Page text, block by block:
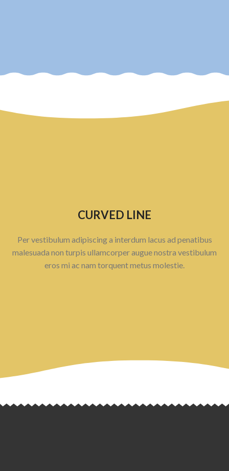
CURVED LINE
Per vestibulum adipiscing a interdum lacus ad penatibus
malesuada non turpis ullamcorper augue nostra vestibulum
eros mi ac nam torquent metus molestie.